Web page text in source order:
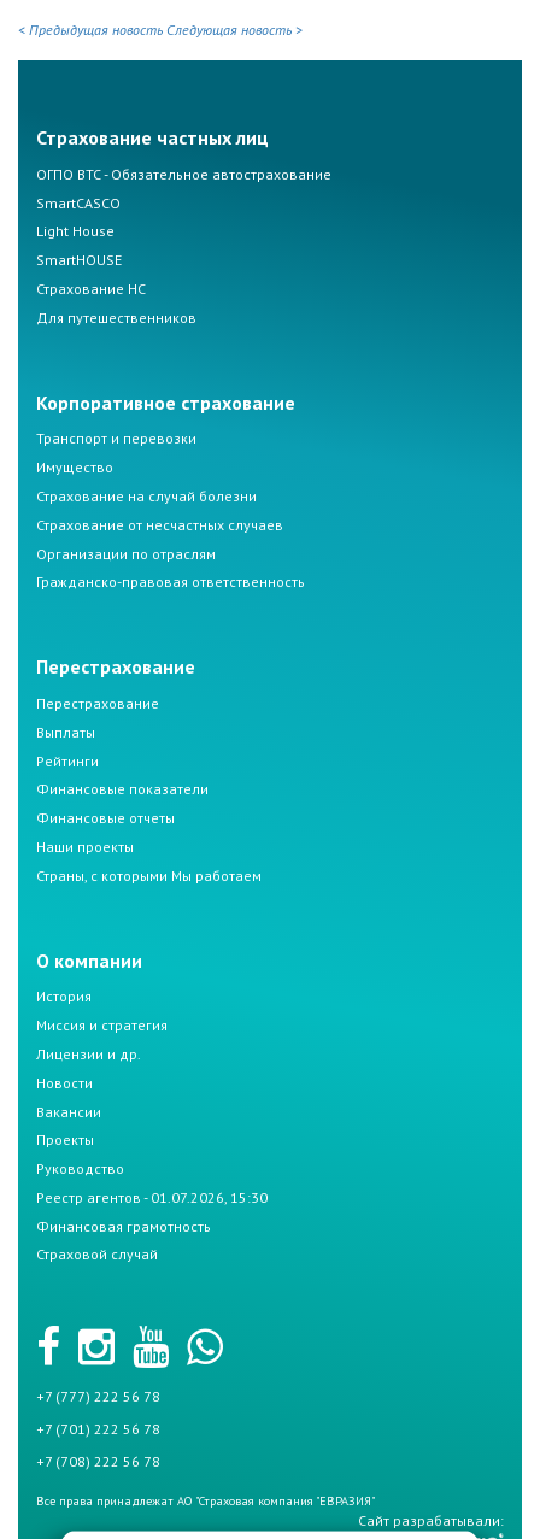
< Предыдущая новость Следующая новость >
Страхование частных лиц
ОГПО ВТС - Обязательное автострахование
SmartCASCO
Light House
SmartHOUSE
Страхование НС
Для путешественников
Корпоративное страхование
Транспорт и перевозки
Имущество
Страхование на случай болезни
Страхование от несчастных случаев
Организации по отраслям
Гражданско-правовая ответственность
Перестрахование
Перестрахование
Выплаты
Рейтинги
Финансовые показатели
Финансовые отчеты
Наши проекты
Страны, с которыми Мы работаем
О компании
История
Миссия и стратегия
Лицензии и др.
Новости
Вакансии
Проекты
Руководство
Реестр агентов - 01.07.2026, 15:30
Финансовая грамотность
Страховой случай
+7 (777) 222 56 78
+7 (701) 222 56 78
+7 (708) 222 56 78
Все права принадлежат АО "Страховая компания "ЕВРАЗИЯ"
Сайт разрабатывали: